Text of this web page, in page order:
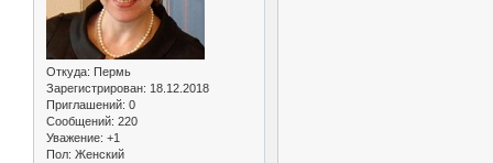
Откуда: Пермь
Зарегистрирован: 18.12.2018
Приглашений: 0
Сообщений: 220
Уважение: +1
Пол: Женский